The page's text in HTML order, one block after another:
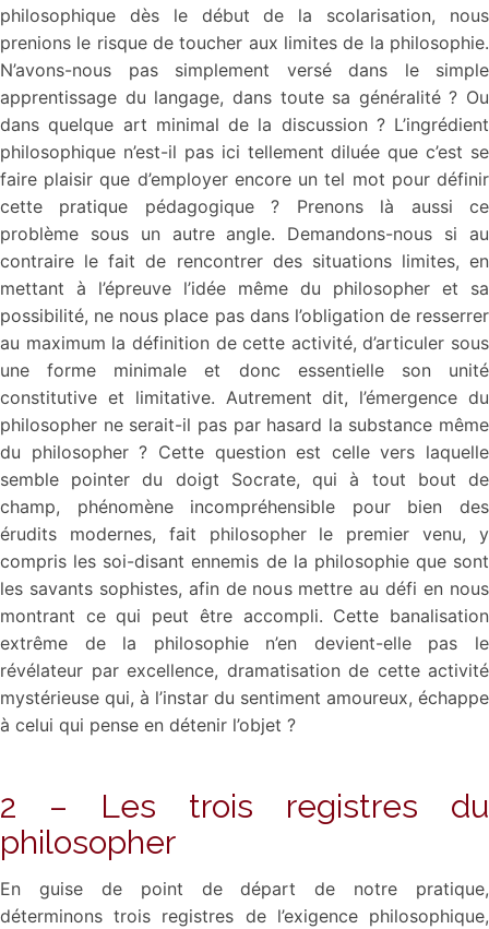
philosophique dès le début de la scolarisation, nous
prenions le risque de toucher aux limites de la philosophie.
N’avons-nous pas simplement versé dans le simple
apprentissage du langage, dans toute sa généralité ? Ou
dans quelque art minimal de la discussion ? L’ingrédient
philosophique n’est-il pas ici tellement diluée que c’est se
faire plaisir que d’employer encore un tel mot pour définir
cette pratique pédagogique ? Prenons là aussi ce
problème sous un autre angle. Demandons-nous si au
contraire le fait de rencontrer des situations limites, en
mettant à l’épreuve l’idée même du philosopher et sa
possibilité, ne nous place pas dans l’obligation de resserrer
au maximum la définition de cette activité, d’articuler sous
une forme minimale et donc essentielle son unité
constitutive et limitative. Autrement dit, l’émergence du
philosopher ne serait-il pas par hasard la substance même
du philosopher ? Cette question est celle vers laquelle
semble pointer du doigt Socrate, qui à tout bout de
champ, phénomène incompréhensible pour bien des
érudits modernes, fait philosopher le premier venu, y
compris les soi-disant ennemis de la philosophie que sont
les savants sophistes, afin de nous mettre au défi en nous
montrant ce qui peut être accompli. Cette banalisation
extrême de la philosophie n’en devient-elle pas le
révélateur par excellence, dramatisation de cette activité
mystérieuse qui, à l’instar du sentiment amoureux, échappe
à celui qui pense en détenir l’objet ?
2 – Les trois registres du
philosopher
En guise de point de départ de notre pratique,
déterminons trois registres de l’exigence philosophique,